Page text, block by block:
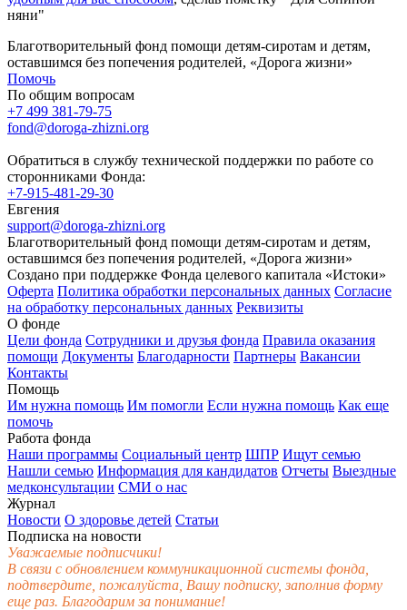
няни"
Благотворительный фонд помощи детям-сиротам и детям,
оставшимся без попечения родителей, «Дорога жизни»
Помочь
По общим вопросам
+7 499 381-79-75
fond@doroga-zhizni.org
Обратиться в службу технической поддержки по работе со
сторонниками Фонда:
+7-915-481-29-30
Евгения
support@doroga-zhizni.org
Благотворительный фонд помощи детям-сиротам и детям,
оставшимся без попечения родителей, «Дорога жизни»
Создано при поддержке Фонда целевого капитала «Истоки»
Оферта Политика обработки персональных данных Согласие
на обработку персональных данных Реквизиты
О фонде
Цели фонда Сотрудники и друзья фонда Правила оказания
помощи Документы Благодарности Партнеры Вакансии
Контакты
Помощь
Им нужна помощь Им помогли Если нужна помощь Как еще
помочь
Работа фонда
Наши программы Социальный центр ШПР Ищут семью
Нашли семью Информация для кандидатов Отчеты Выездные
медконсультации СМИ о нас
Журнал
Новости О здоровье детей Статьи
Подписка на новости
Уважаемые подписчики!
В связи с обновлением коммуникационной системы фонда,
подтвердите, пожалуйста, Вашу подписку, заполнив форму
еще раз. Благодарим за понимание!